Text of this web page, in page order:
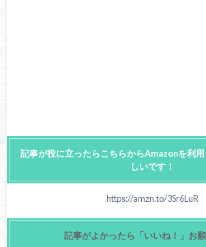
記事が役に立ったらこちらからAmazonを利
しいです！
https://amzn.to/3Sr6LuR
記事がよかったら「いいね！」お